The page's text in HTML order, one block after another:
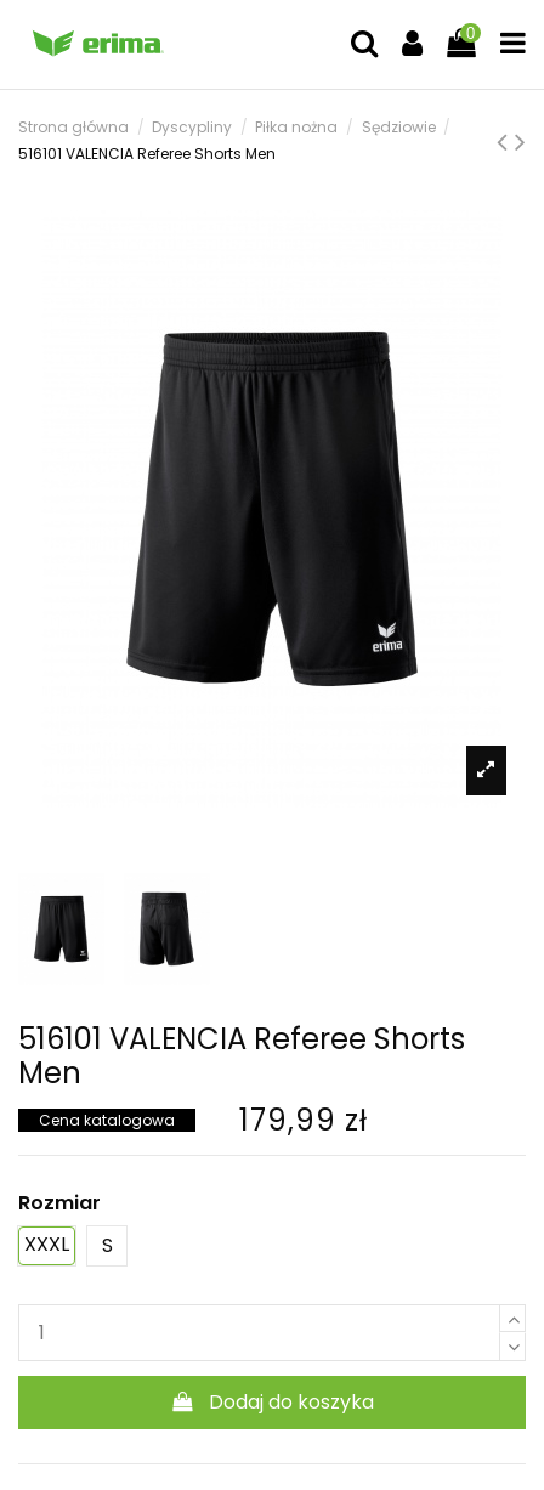
0
Strona główna Dyscypliny Piłka nożna
Sędziowie
516101 VALENCIA Referee Shorts Men
516101 VALENCIA Referee Shorts
Men
Cena katalogowa 179,99 zł
Rozmiar
XXXL
S
Dodaj do koszyka